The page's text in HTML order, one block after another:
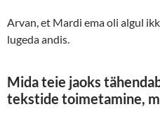
Arvan, et Mardi ema oli algul
lugeda andis.
Mida teie jaoks
tekstide toimetamine,